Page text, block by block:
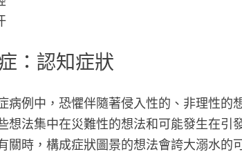
：認知症狀
病例中，恐懼伴隨著侵入性的、非理性
想法集中在災難性的想法和可能發生在
關時，構成症狀圖景的想法會誇大溺水